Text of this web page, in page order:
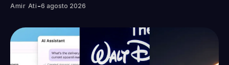
Amir Ati -6 agosto 2026